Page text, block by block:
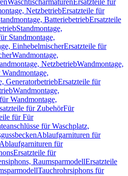
Waschtischarmaturen Ersatzteile für
NetzbetriebErsatzteile für
BatteriebetriebErsatzteile
Standmontage,
Standmontage,
EinhebelmischerErsatzteile für
Wandmontage,
NetzbetriebWandmontage,
GeneratorbetriebErsatzteile für
Wandmontage,
Wandmontage,
für ZubehörFür
für Für
für Waschplatz,
Ablaufgarnituren für
für
Ersatzteile für
RaumsparmodellErsatzteile
Tauchrohrsiphons für